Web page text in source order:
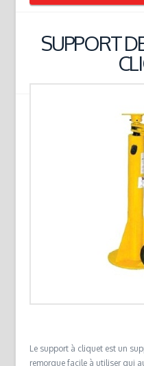
SUPPORT
Le support à cliquet est un
remorque facile à utiliser qui